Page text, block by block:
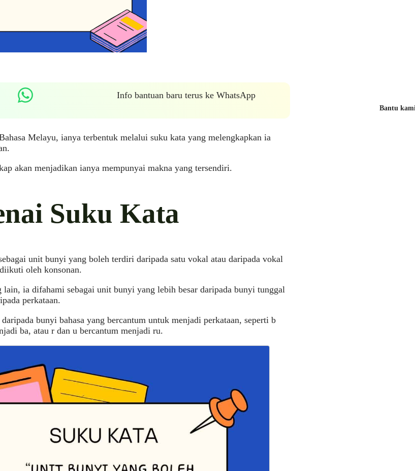
Info bantuan baru terus ke WhatsApp
Melayu, ianya terbentuk melalui suku kata yang melengkapkan ia
akan menjadikan ianya mempunyai makna yang tersendiri.
Suku Kata
unit bunyi yang boleh terdiri daripada satu vokal atau daripada vokal
oleh konsonan.
lain, ia difahami sebagai unit bunyi yang lebih besar daripada bunyi tunggal
perkataan.
bunyi bahasa yang bercantum untuk menjadi perkataan, seperti b
ba, atau r dan u bercantum menjadi ru.
Bantu